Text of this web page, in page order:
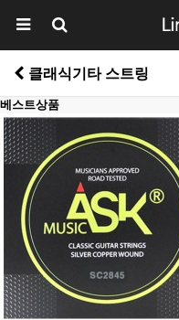
클래식기타 스트링
베스트상품